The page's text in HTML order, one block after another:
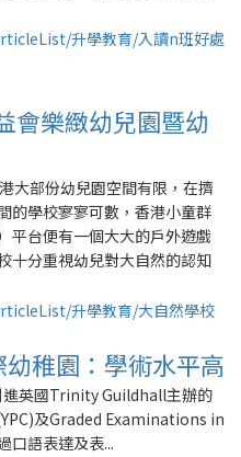
升學教育/入讀n班好處
會樂緻幼兒園暨幼
大部份幼兒園空間有限，在擠
的學校寥寥可數，香港小童群
平台便有一個大大的戶外遊戲
十分重視幼兒對大自然的認知
升學教育/大自然學校
幼稚園：學術水平高
進英國Trinity Guildhall主辦的
及Graded Examinations in
口語表達及表...